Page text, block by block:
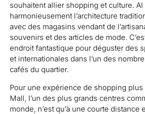
souhaitent allier shopping et culture.
harmonieusement l’architecture
avec des magasins vendant de
souvenirs et des articles de mode.
endroit fantastique pour déguster des
et internationales dans l’un des
cafés du quartier.
Pour une expérience de shopping
Mall, l’un des plus grands centres
monde, n’est qu’à une courte distance